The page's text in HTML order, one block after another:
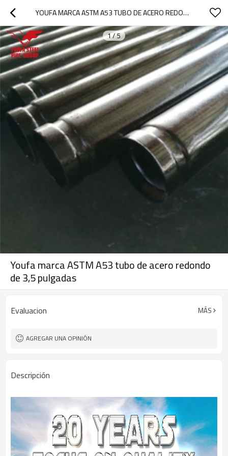
YOUFA MARCA ASTM A53 TUBO DE ACERO REDONDO DE 3,5 PULGADAS
1/5
Youfa marca ASTM A53 tubo de acero redondo
de 3,5 pulgadas
Evaluacion MÁS
AGREGAR UNA OPINIÓN
Descripción